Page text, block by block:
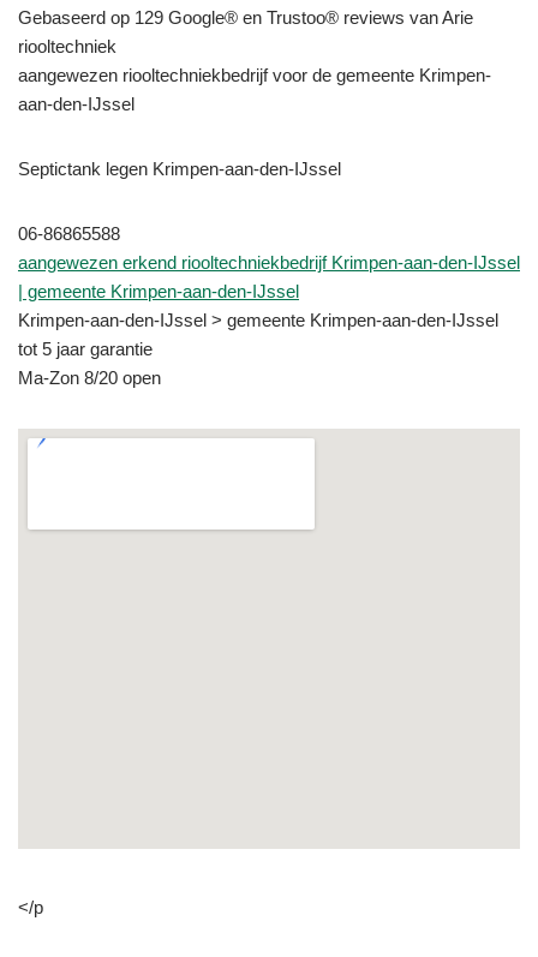
Gebaseerd op 129 Google® en Trustoo® reviews van Arie
riooltechniek
aangewezen riooltechniekbedrijf voor de gemeente Krimpen-
aan-den-IJssel
Septictank legen Krimpen-aan-den-IJssel
06-86865588
aangewezen erkend riooltechniekbedrijf Krimpen-aan-den-IJssel
| gemeente Krimpen-aan-den-IJssel
Krimpen-aan-den-IJssel > gemeente Krimpen-aan-den-IJssel
tot 5 jaar garantie
Ma-Zon 8/20 open
</p